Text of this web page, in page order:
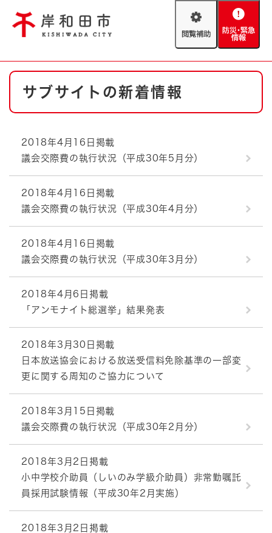
閲
助
防
緊
やさしい日本語
文字サイズ 標準 拡大
背景色変更 白 黒 青
防災・緊急情報 救急・消防
ハザードマップ AED設置箇所
とじる
本
サブサイトの新着情報
2018年4月16日掲載
議会交際費の執行状況（平成30年5月分）
2018年4月16日掲載
議会交際費の執行状況（平成30年4月分）
2018年4月16日掲載
議会交際費の執行状況（平成30年3月分）
2018年4月6日掲載
「アンモナイト総選挙」結果発表
2018年3月30日掲載
日本放送協会における放送受信料免除基準の一部変
更に関する周知のご協力について
2018年3月15日掲載
議会交際費の執行状況（平成30年2月分）
2018年3月2日掲載
小中学校介助員（しいのみ学級介助員）非常勤嘱託
員採用試験情報（平成30年2月実施）
2018年3月2日掲載